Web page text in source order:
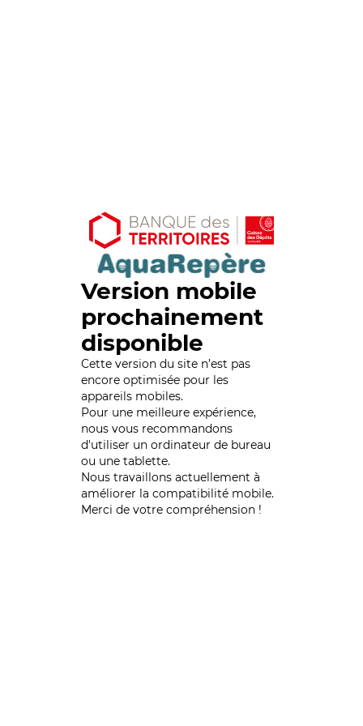
Version mobile
prochainement
disponible
Cette version du site n’est pas
encore optimisée pour les
appareils mobiles.
Pour une meilleure expérience,
nous vous recommandons
d'utiliser un ordinateur de bureau
ou une tablette.
Nous travaillons actuellement à
améliorer la compatibilité mobile.
Merci de votre compréhension !